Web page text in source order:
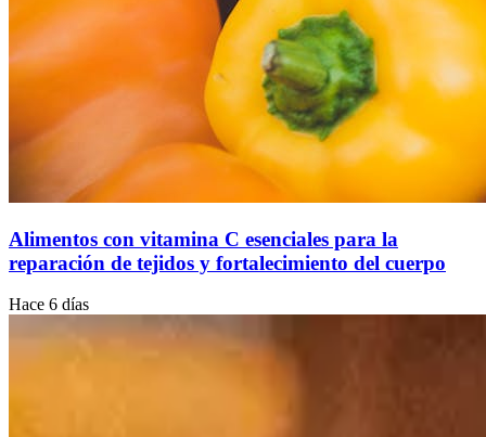
Alimentos con vitamina C esenciales para la
reparación de tejidos y fortalecimiento del cuerpo
Hace 6 días